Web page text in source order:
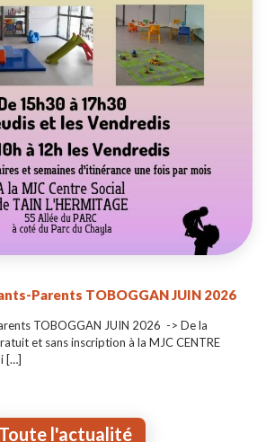
Parents TOBOGGAN JUIN 2026
TOBOGGAN JUIN 2026 -> De la
et sans inscription à la MJC CENTRE
[…]
Toute l'actualité